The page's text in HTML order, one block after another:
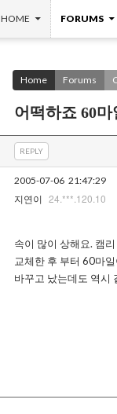
SKIP TO CONTENT
HOME FORUMS
Home Forums
어떡하죠 60
REPLY
2005-07-06 21:47:29
지연이 24.***.120.10
속이 많이 상해요. 캠
교체한 후 부터 60마
바꾸고 났는데도 역시